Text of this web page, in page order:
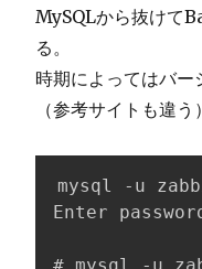
MySQLから抜けて
る。
時期によってはバ
（参考サイトも違
mysql -u
Enter